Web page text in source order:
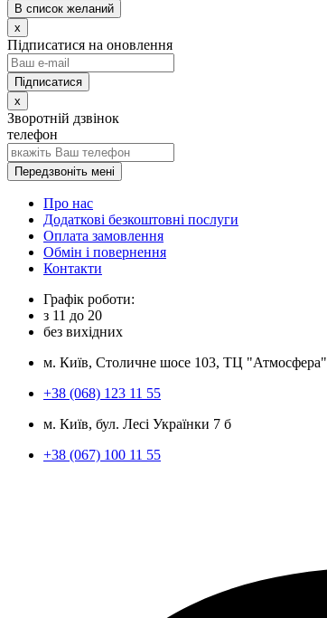
В список желаний
x
Підписатися на оновлення
x
Зворотній дзвінок
телефон
Передзвоніть мені
Про нас
Додаткові безкоштовні послуги
Оплата замовлення
Обмін і повернення
Контакти
Графік роботи:
з 11 до 20
без вихідних
м. Київ, Столичне шосе 103, ТЦ "Атмосфера"
+38 (068) 123 11 55
м. Київ, бул. Лесі Українки 7 б
+38 (067) 100 11 55